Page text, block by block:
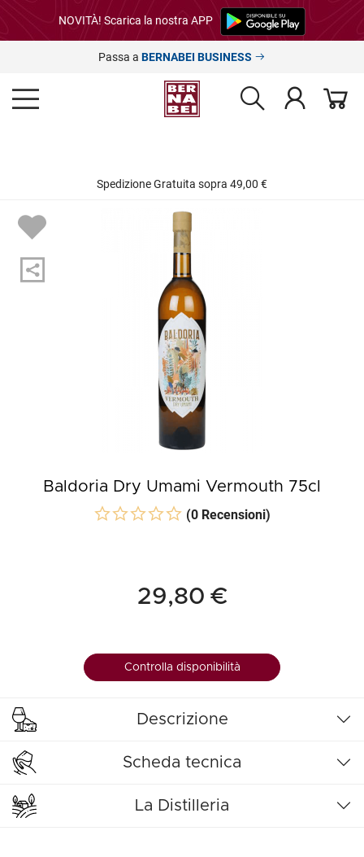
NOVITÀ! Scarica la nostra APP
Passa a BERNABEI BUSINESS
Spedizione Gratuita sopra 49,00 €
Baldoria Dry Umami Vermouth 75cl
(0 Recensioni)
29,80 €
Controlla disponibilità
Descrizione
Scheda tecnica
La Distilleria